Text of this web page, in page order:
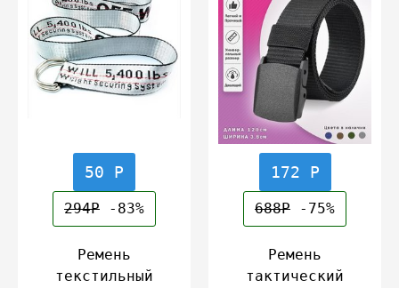
50 Р
294Р -83%
Ремень
текстильный
172 Р
688Р -75%
Ремень
тактический